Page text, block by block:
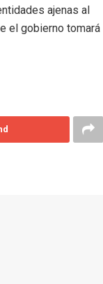
ajenas al
el gobierno tomará